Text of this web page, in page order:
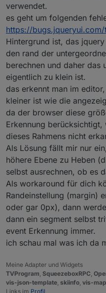
verwendet.
es geht um folgenden
https://
Hintergrund ist, das
den rand der
berechnen und daher das
eigentlich zu klein ist.
das erkennt man im
kleiner ist wie die
da der browser diese
Erkennung
dieses Rahmens nicht
Als Lösung fällt mir nur
höhere Ebene zu Heben
selbst ausrechnen, ob es
Als workaround für dich
Randeinstellung (margin)
oder gar 0px), dann
dann ein segment selbst
event Erkennung immer.
ich schau mal was ich da
Meine Adapter und Widgets
TVProgram SqueezeboxRPC
vis-json-template skiinfo vis-
Links im Profil